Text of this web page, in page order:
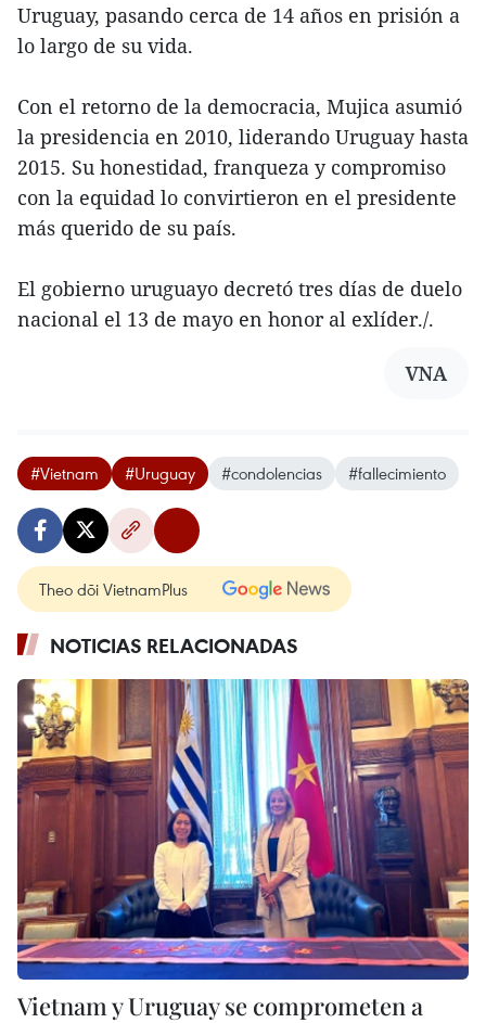
Uruguay, pasando cerca de 14 años en prisión a
lo largo de su vida.
Con el retorno de la democracia, Mujica asumió
la presidencia en 2010, liderando Uruguay hasta
2015. Su honestidad, franqueza y compromiso
con la equidad lo convirtieron en el presidente
más querido de su país.
El gobierno uruguayo decretó tres días de duelo
nacional el 13 de mayo en honor al exlíder./.
VNA
#Vietnam #Uruguay #condolencias #fallecimiento
Theo dõi VietnamPlus
NOTICIAS RELACIONADAS
Vietnam y Uruguay se comprometen a